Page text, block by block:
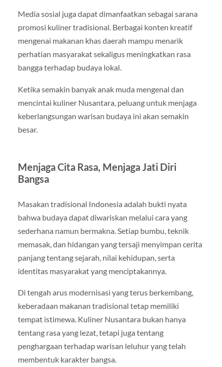
Media sosial juga dapat dimanfaatkan sebagai sarana
promosi kuliner tradisional. Berbagai konten kreatif
mengenai makanan khas daerah mampu menarik
perhatian masyarakat sekaligus meningkatkan rasa
bangga terhadap budaya lokal.
Ketika semakin banyak anak muda mengenal dan
mencintai kuliner Nusantara, peluang untuk menjaga
keberlangsungan warisan budaya ini akan semakin
besar.
Menjaga Cita Rasa, Menjaga Jati Diri
Bangsa
Masakan tradisional Indonesia adalah bukti nyata
bahwa budaya dapat diwariskan melalui cara yang
sederhana namun bermakna. Setiap bumbu, teknik
memasak, dan hidangan yang tersaji menyimpan cerita
panjang tentang sejarah, nilai kehidupan, serta
identitas masyarakat yang menciptakannya.
Di tengah arus modernisasi yang terus berkembang,
keberadaan makanan tradisional tetap memiliki
tempat istimewa. Kuliner Nusantara bukan hanya
tentang rasa yang lezat, tetapi juga tentang
penghargaan terhadap warisan leluhur yang telah
membentuk karakter bangsa.